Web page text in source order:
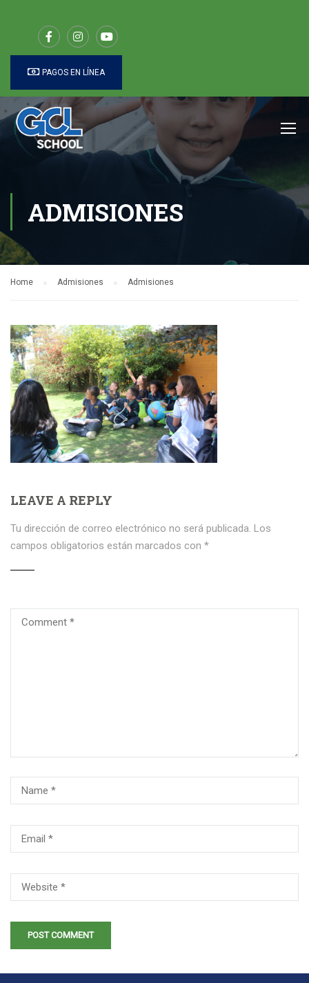
PAGOS EN LÍNEA
ADMISIONES
Home Admisiones Admisiones
LEAVE A REPLY
Tu dirección de correo electrónico no será publicada. Los
campos obligatorios están marcados con *